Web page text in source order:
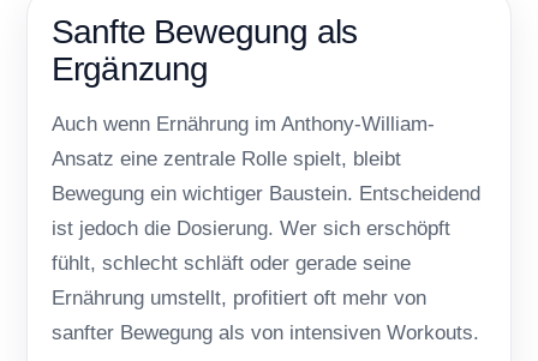
Sanfte Bewegung als
Ergänzung
Auch wenn Ernährung im Anthony-William-
Ansatz eine zentrale Rolle spielt, bleibt
Bewegung ein wichtiger Baustein. Entscheidend
ist jedoch die Dosierung. Wer sich erschöpft
fühlt, schlecht schläft oder gerade seine
Ernährung umstellt, profitiert oft mehr von
sanfter Bewegung als von intensiven Workouts.